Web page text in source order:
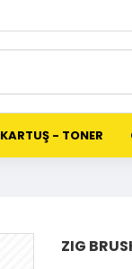
KARTUŞ - TONER
ZIG